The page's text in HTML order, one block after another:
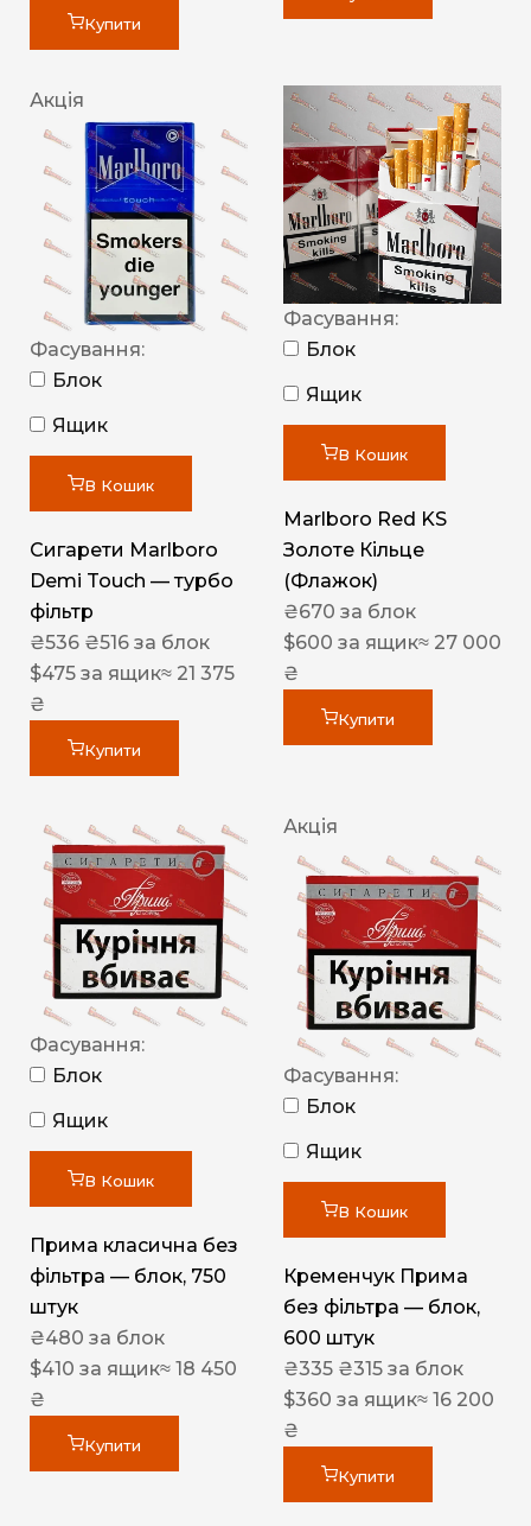
Купити
Акція
Фасування:
Блок
Ящик
В Кошик
Сигарети Marlboro
Demi Touch — турбо
фільтр
₴536 ₴516 за блок
$475 за ящик≈ 21 375
₴
Купити
Фасування:
Блок
Ящик
В Кошик
Marlboro Red KS
Золоте Кільце
(Флажок)
₴670 за блок
$600 за ящик≈ 27 000
₴
Купити
Фасування:
Блок
Ящик
В Кошик
Прима класична без
фільтра — блок, 750
штук
₴480 за блок
$410 за ящик≈ 18 450
₴
Купити
Акція
Фасування:
Блок
Ящик
В Кошик
Кременчук Прима
без фільтра — блок,
600 штук
₴335 ₴315 за блок
$360 за ящик≈ 16 200
₴
Купити